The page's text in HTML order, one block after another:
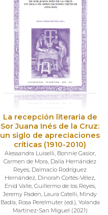
La recepción literaria de
Sor Juana Inés de la Cruz:
un siglo de apreciaciones
críticas (1910-2010)
Alessandra Luiselli, Bonnie Gasior,
Carmen de Mora, Dalia Hernández
Reyes, Dalmacio Rodríguez
Hernández, Dinorah Cortés-Vélez,
Enid Valle, Guillermo de los Reyes,
Jeremy Paden, Laura Catelli, Mindy
Badía, Rosa Perelmuter (ed.), Yolanda
Martínez-San Miguel (2021)